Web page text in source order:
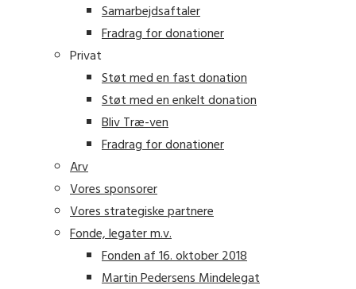
Samarbejdsaftaler
Fradrag for donationer
Privat
Støt med en fast donation
Støt med en enkelt donation
Bliv Træ-ven
Fradrag for donationer
Arv
Vores sponsorer
Vores strategiske partnere
Fonde, legater m.v.
Fonden af 16. oktober 2018
Martin Pedersens Mindelegat